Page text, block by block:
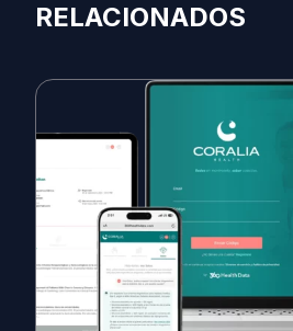
RELACIONADOS